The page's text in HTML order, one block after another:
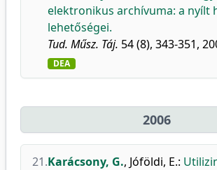
elektronikus archívuma: a nyílt
lehetőségei.
Tud. Műsz. Táj. 54 (8), 343-351,
DEA
2006
21.Karácsony, G., Jóföldi, E.: